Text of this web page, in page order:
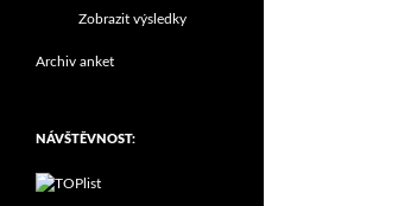
Zobrazit výsledky
Archiv anket
NÁVŠTĚVNOST: